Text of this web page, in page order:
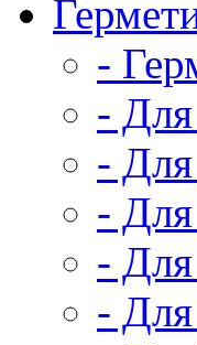
-
- Для
-
- Для
-
-